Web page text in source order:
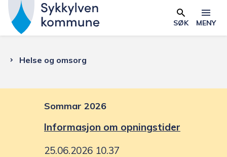
k
v
e
k
o
Skjema
SØK MENY
Du Helse og omsorg
Sommar 2026
Informasjon om opningstider
25.06.2026 10.37